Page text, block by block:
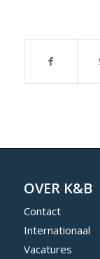
OVER K&B
Contact
Internationaal
Vacatures